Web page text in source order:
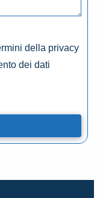
della privacy
dei dati